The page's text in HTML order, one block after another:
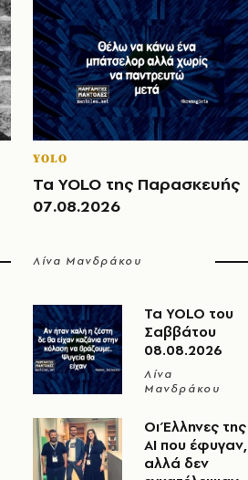
YOLO
Τα YOLO της Παρασκευής
07.08.2026
Λίνα Μανδράκου
Τα YOLO του
Σαββάτου
08.08.2026
Λίνα
Μανδράκου
Οι Έλληνες της
ΑΙ που έφυγαν,
αλλά δεν